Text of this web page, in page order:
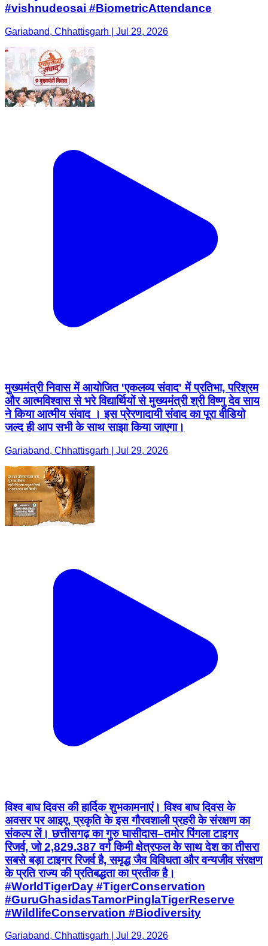
#vishnudeosai #BiometricAttendance
Gariaband, Chhattisgarh | Jul 29, 2026
मुख्यमंत्री निवास में आयोजित 'एकलव्य संवाद' में प्रतिभा, परिश्रम
और आत्मविश्वास से भरे विद्यार्थियों से मुख्यमंत्री श्री विष्णु देव साय
ने किया आत्मीय संवाद । इस प्रेरणादायी संवाद का पूरा वीडियो
जल्द ही आप सभी के साथ साझा किया जाएगा।
Gariaband, Chhattisgarh | Jul 29, 2026
विश्व बाघ दिवस की हार्दिक शुभकामनाएं। विश्व बाघ दिवस के
अवसर पर आइए, प्रकृति के इस गौरवशाली प्रहरी के संरक्षण का
संकल्प लें। छत्तीसगढ़ का गुरु घासीदास–तमोर पिंगला टाइगर
रिजर्व, जो 2,829.387 वर्ग किमी क्षेत्रफल के साथ देश का तीसरा
सबसे बड़ा टाइगर रिजर्व है, समृद्ध जैव विविधता और वन्यजीव संरक्षण
के प्रति राज्य की प्रतिबद्धता का प्रतीक है।
#WorldTigerDay #TigerConservation
#GuruGhasidasTamorPinglaTigerReserve
#WildlifeConservation #Biodiversity
Gariaband, Chhattisgarh | Jul 29, 2026